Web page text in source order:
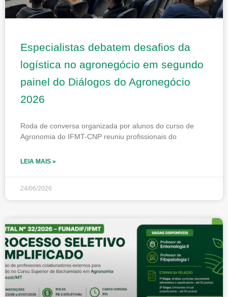
Especialistas debatem desafios da
logística no agronegócio em segundo
painel do Diálogos do Agronegócio
2026
Roda de conversa organizada por alunos do curso de
Agronomia do IFMT-CNP reuniu profissionais do
LEIA MAIS »
24/06/2026